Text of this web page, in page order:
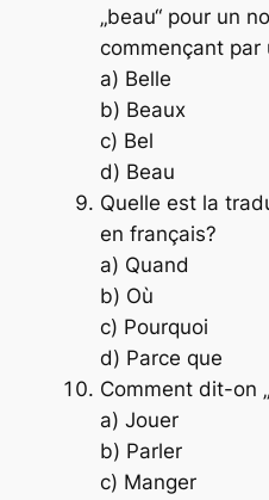
„beau“ pour un
commençant par
a) Belle
b) Beaux
c) Bel
d) Beau
Quelle est la
en français?
a) Quand
b) Où
c) Pourquoi
d) Parce que
Comment dit-on
a) Jouer
b) Parler
c) Manger